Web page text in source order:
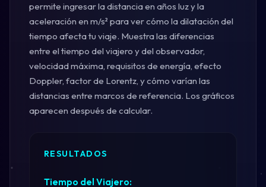
permite ingresar la distancia en años luz y la
aceleración en m/s² para ver cómo la dilatación del
tiempo afecta tu viaje. Muestra las diferencias
entre el tiempo del viajero y del observador,
velocidad máxima, requisitos de energía, efecto
Doppler, factor de Lorentz, y cómo varían las
distancias entre marcos de referencia. Los gráficos
aparecen después de calcular.
RESULTADOS
Tiempo del Viajero: